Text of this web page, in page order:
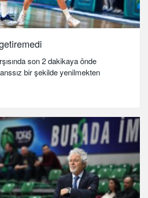
son 2 dakikaya önde
bir şekilde yenilmekten